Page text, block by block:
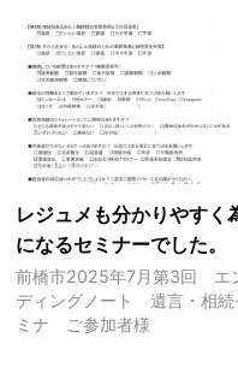
レジュメも分かりやすく
になるセミナーでした。
前橋市2025年7月第3回 エ
ディングノート 遺言・相続
ミナ ご参加者様